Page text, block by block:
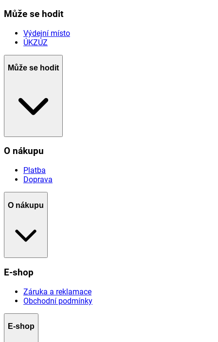
Může se hodit
Výdejní místo
ÚKZÚZ
Může se hodit
O nákupu
Platba
Doprava
O nákupu
E-shop
Záruka a reklamace
Obchodní podmínky
E-shop